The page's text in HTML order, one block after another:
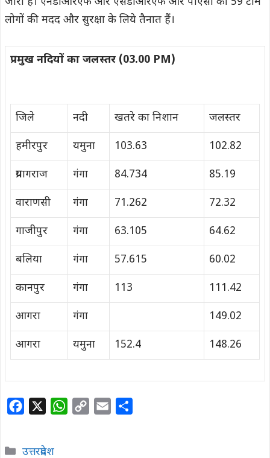
लोगों की मदद और सुरक्षा के लिये तैनात हैं।
प्रमुख नदियों का जलस्तर (03.00 PM)
जिले नदी खतरे का निशान जलस्तर
हमीरपुर यमुना 103.63 102.82
प्रयागराज गंगा 84.734 85.19
वाराणसी गंगा 71.262 72.32
गाजीपुर गंगा 63.105 64.62
बलिया गंगा 57.615 60.02
कानपुर गंगा 113 111.42
आगरा गंगा 149.02
आगरा यमुना 152.4 148.26
W
Categories
उत्तरप्रदेश